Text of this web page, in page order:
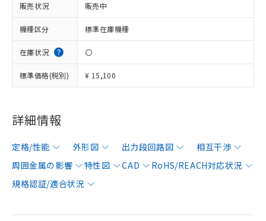
販売状況 販売中
機種区分 標準在庫機種
在庫状況 〇
標準価格(税別) ¥ 15,100
詳細情報
定格/性能 外形図 出力段回路図
相互干渉
周囲金属の影響
特性図 CAD
RoHS/REACH対応状況
規格認証/適合状況